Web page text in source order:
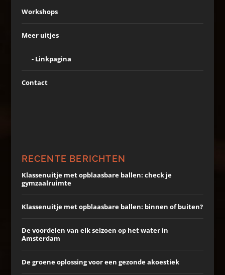
Workshops
Meer uitjes
Linkpagina
Contact
RECENTE BERICHTEN
Klassenuitje met opblaasbare ballen: check je
gymzaalruimte
Klassenuitje met opblaasbare ballen: binnen of buiten?
De voordelen van elk seizoen op het water in
Amsterdam
De groene oplossing voor een gezonde akoestiek